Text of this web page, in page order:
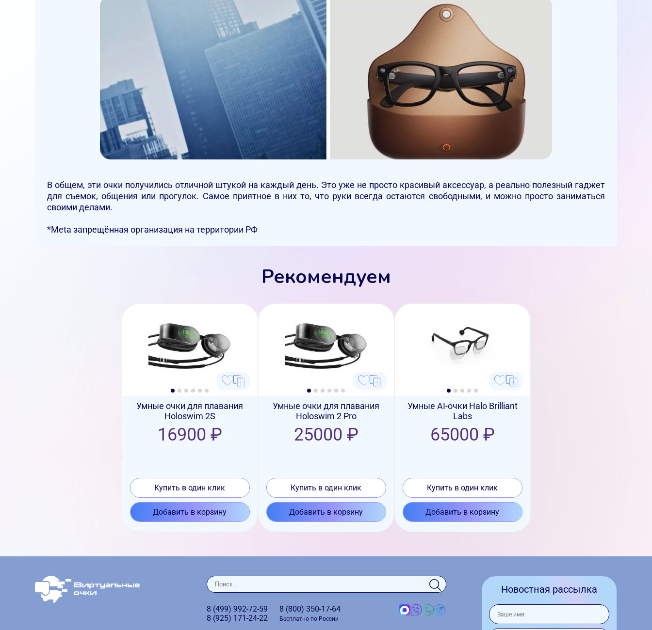
В общем, эти очки получились отличной штукой на каждый день. Это уже не просто красивый аксессуар, а реально полезный гаджет
для съемок, общения или прогулок. Самое приятное в них то, что руки всегда остаются свободными, и можно просто заниматься
своими делами.
*Meta запрещённая организация на территории РФ
Рекомендуем
Умные очки для плавания
Holoswim 2S
16900 ₽
Купить в один клик
Добавить в корзину
Умные очки для плавания
Holoswim 2 Pro
25000 ₽
Купить в один клик
Добавить в корзину
Умные AI-очки Halo Brilliant
Labs
65000 ₽
Купить в один клик
Добавить в корзину
8 (499) 992-72-59
8 (925) 171-24-22
8 (800) 350-17-64
Бесплатно по России
Новостная рассылка